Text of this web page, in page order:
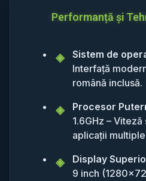
Performanță și
Sistem de
Interfață
română inclusă.
Procesor
1.6GHz –
aplicații
Display
9 inch